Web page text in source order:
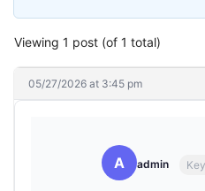
Viewing 1 post (of 1 total)
05/27/2026 at 3:45 pm
A admin